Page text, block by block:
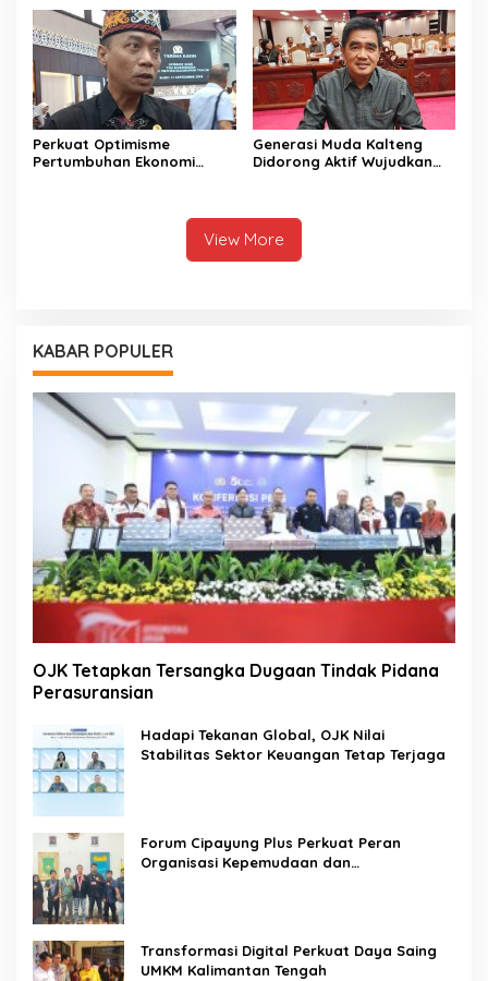
Perkuat Optimisme
Pertumbuhan Ekonomi
Generasi Muda Kalteng
Didorong Aktif Wujudkan
View More
KABAR POPULER
OJK Tetapkan Tersangka Dugaan Tindak Pidana
Perasuransian
Hadapi Tekanan Global, OJK Nilai
Stabilitas Sektor Keuangan Tetap Terjaga
Forum Cipayung Plus Perkuat Peran
Organisasi Kepemudaan dan
Transformasi Digital Perkuat Daya Saing
UMKM Kalimantan Tengah